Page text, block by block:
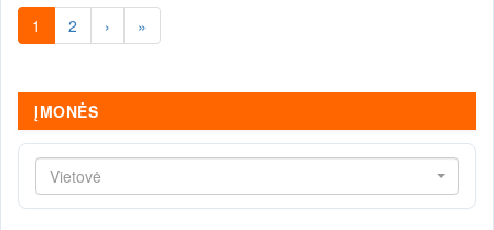
1 2 › »
ĮMONĖS
Vietovė